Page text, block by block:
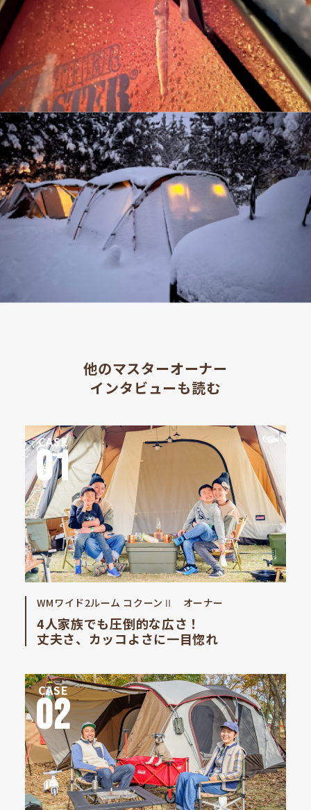
他のマスターオーナー
インタビューも読む
CASE
01
WMワイド2ルーム コクーンⅡ オーナー
4人家族でも圧倒的な広さ！
丈夫さ、カッコよさに一目惚れ
CASE
02